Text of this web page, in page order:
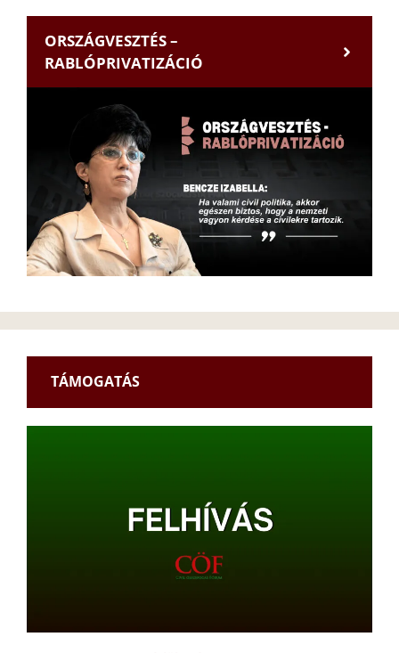
ORSZÁGVESZTÉS –
RABLÓPRIVATIZÁCIÓ
TÁMOGATÁS